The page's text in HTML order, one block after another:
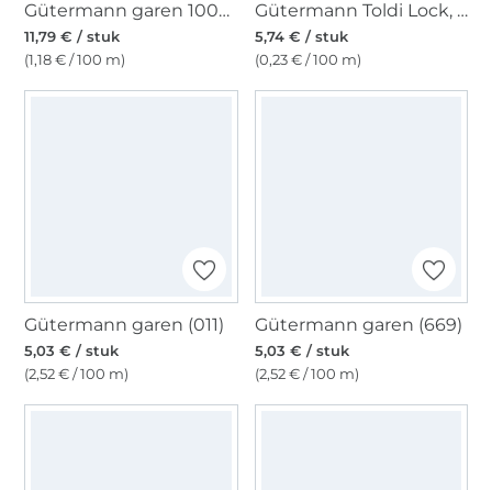
Gütermann garen 1000 m (000) zwart
11,79 € / stuk
(1,18 € / 100 m)
Gütermann Toldi Lock, bordeauxrood
5,74 € / stuk
(0,23 € / 100 m)
Gütermann garen (011)
5,03 € / stuk
(2,52 € / 100 m)
Gütermann garen (669)
5,03 € / stuk
(2,52 € / 100 m)